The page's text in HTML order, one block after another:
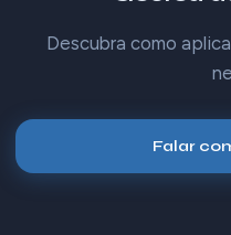
Descubra como
Falar